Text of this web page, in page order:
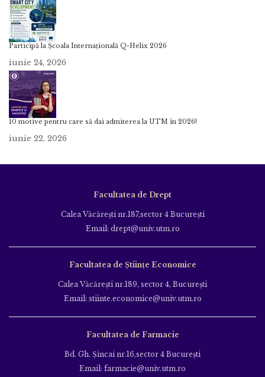
Participă la Școala Internațională Q-Helix 2026
iunie 24, 2026
10 motive pentru care să dai admiterea la UTM în 2026!
iunie 22, 2026
Facultatea de Drept
Calea Văcăreşti nr.187,sector 4 Bucureşti
Email: drept@univ.utm.ro
Facultatea de Științe Economice
Calea Văcăreşti nr.189, sector 4, Bucureşti
Email: stiinte.economice@univ.utm.ro
Facultatea de Farmacie
Bd. Gh. Şincai nr.16,sector 4 Bucureşti
Email: farmacie@univ.utm.ro